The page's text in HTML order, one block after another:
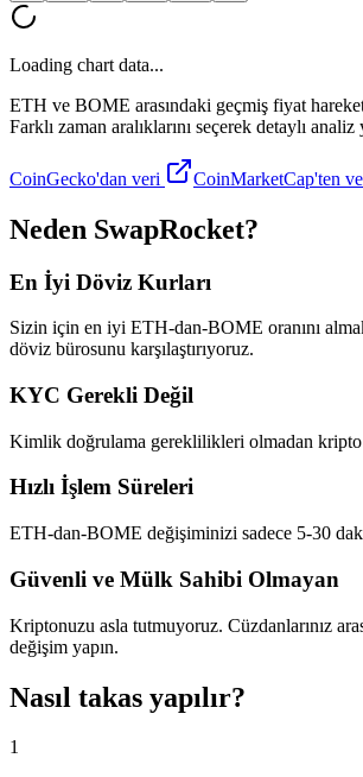
Loading chart data...
ETH ve BOME arasındaki geçmiş fiyat
Farklı zaman aralıklarını seçerek detaylı
CoinGecko'dan veri CoinMarketCap'ten
Neden SwapRocket?
En İyi Döviz Kurları
Sizin için en iyi ETH-dan-BOME oranını
döviz bürosunu karşılaştırıyoruz.
KYC Gerekli Değil
Kimlik doğrulama gereklilikleri olmadan kripto
Hızlı İşlem Süreleri
ETH-dan-BOME değişiminizi sadece 5-30
Güvenli ve Mülk Sahibi Olmayan
Kriptonuzu asla tutmuyoruz. Cüzdanlarınız
değişim yapın.
Nasıl takas yapılır?
1